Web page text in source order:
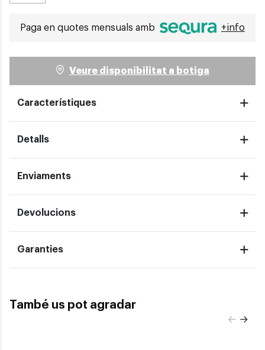
Paga en quotes mensuals amb +info
Veure disponibilitat a botiga
Característiques
Detalls
Enviaments
Devolucions
Garanties
També us pot agradar